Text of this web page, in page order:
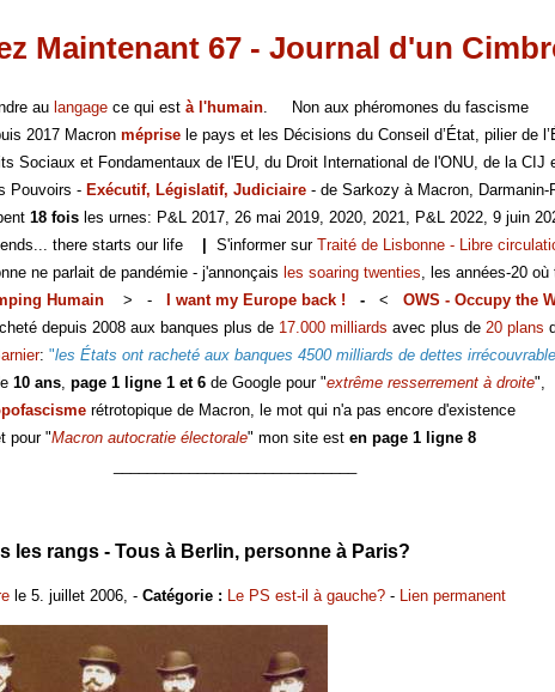
Maintenant 67 - Journal d'un
au langage ce qui est à l'humain. Non aux phéromones du fascisme
2017 Macron méprisele pays et les Décisions du Conseil d’État, pilier de
Sociaux et Fondamentaux de l'EU, du Droit International de l'ONU, de la CIJ
Pouvoirs - Exécutif, Législatif, Judiciaire - de Sarkozy à Macron, Darmanin-
18 foisles urnes: P&L 2017, 26 mai 2019, 2020, 2021, P&L 2022, 9 juin
ends... there starts our life S'informer sur Traité de Lisbonne - Libre
ne parlait de pandémie - j'annonçais les soaring twenties, les années-20 où
Humain > - I want my Europe back ! - < OWS - Occupy the
depuis 2008 aux banques plus de 17.000 milliards avec plus de 20 plans
: "les États ont racheté aux banques 4500 milliards de dettes
10 ans, page 1 ligne 1 et 6 de Google pour "extrême resserrement à droite",
rétrotopique de Macron, le mot qui n'a pas encore d'existence
pour "Macron autocratie électorale" mon site est en page 1 ligne 8
les rangs - Tous à Berlin, personne à Paris?
le 5. juillet 2006, - Catégorie : Le PS est-il à gauche? - Lien permanent